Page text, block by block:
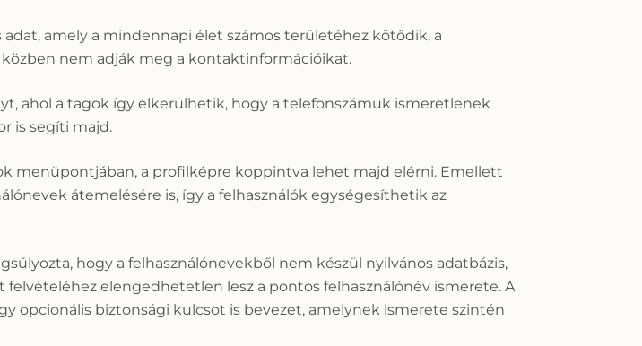
amely a mindennapi élet számos területéhez kötődik, a
nem adják meg a kontaktinformációikat.
ahol a tagok így elkerülhetik, hogy a telefonszámuk ismeretlenek
is segíti majd.
menüpontjában, a profilképre koppintva lehet majd elérni. Emellett
átemelésére is, így a felhasználók egységesíthetik az
hogy a felhasználónevekből nem készül nyilvános adatbázis,
elengedhetetlen lesz a pontos felhasználónév ismerete. A
opcionális biztonsági kulcsot is bevezet, amelynek ismerete szintén